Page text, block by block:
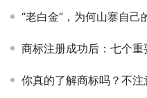
“老白金”，为何山寨自己
商标注册成功后：七个重
你真的了解商标吗？不注意